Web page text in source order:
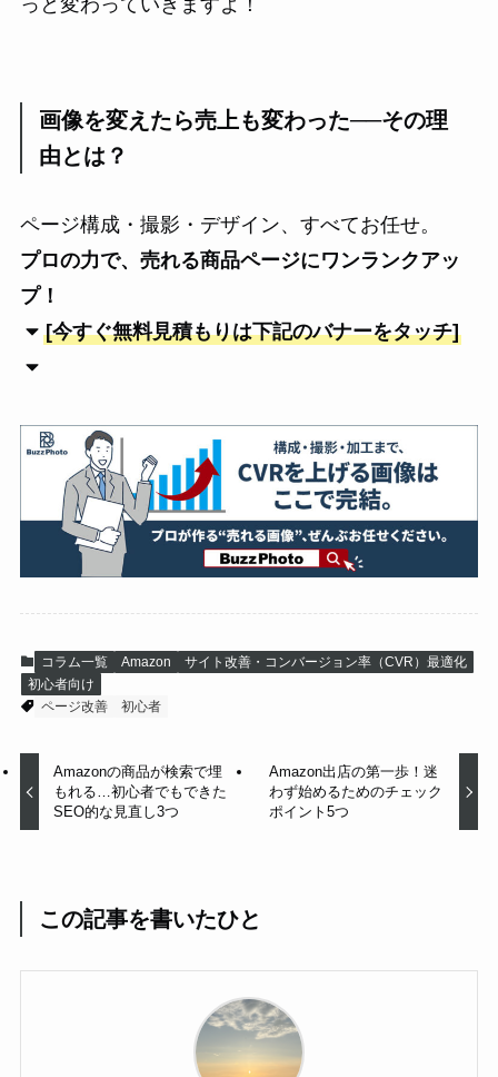
っと変わっていきますよ！
画像を変えたら売上も変わった──その理
由とは？
ページ構成・撮影・デザイン、すべてお任せ。
プロの力で、売れる商品ページにワンランクアッ
プ！
[今すぐ無料見積もりは下記のバナーをタッチ]
コラム一覧 Amazon
サイト改善・コンバージョン率（CVR）最適化
初心者向け
ページ改善
初心者
Amazonの商品が検索で埋
もれる…初心者でもできた
SEO的な見直し3つ
Amazon出店の第一歩！迷
わず始めるためのチェック
ポイント5つ
この記事を書いたひと